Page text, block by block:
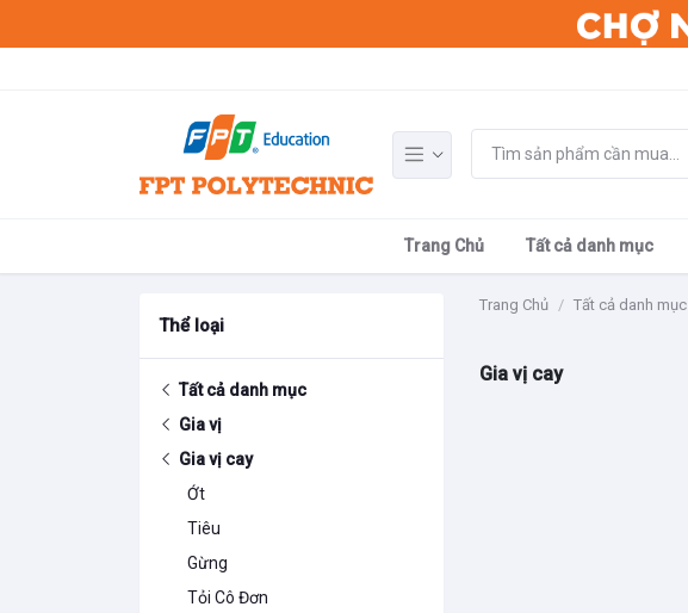
Trang Chủ Tất cả danh mục
Thể loại
Tất cả danh mục
Gia vị
Gia vị cay
Ớt
Tiêu
Gừng
Tỏi Cô Đơn
Trang Chủ Tất cả danh mục
Gia vị cay